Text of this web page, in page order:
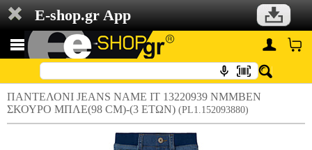
E-shop.gr App
ΠΑΝΤΕΛΟΝΙ JEANS NAME IT 13220939 NMMBEN
ΣΚΟΥΡΟ ΜΠΛΕ(98 CM)-(3 ΕΤΩΝ) (PL1.152093880)